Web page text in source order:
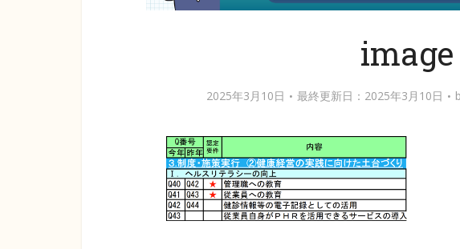
image
2025年3月10日 最終更新日：2025年3月10日